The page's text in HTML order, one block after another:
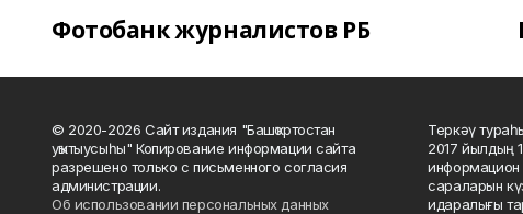
Фотобанк журналистов РБ
© 2020-2026 Сайт издания "Башҡортостан
уҡытыусыһы" Копирование информации сайта
разрешено только с письменного согласия
администрации.
Об использовании персональных данных
Теркәү
2017 йылдың
информацион
сараларын
идаралығы